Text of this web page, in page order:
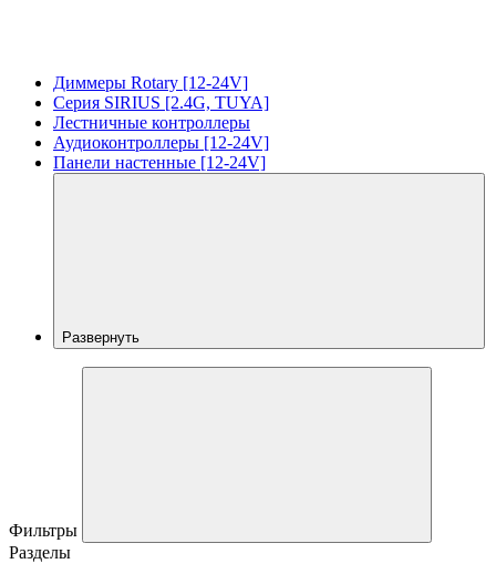
Диммеры Rotary [12-24V]
Серия SIRIUS [2.4G, TUYA]
Лестничные контроллеры
Аудиоконтроллеры [12-24V]
Панели настенные [12-24V]
Развернуть
Фильтры
Разделы